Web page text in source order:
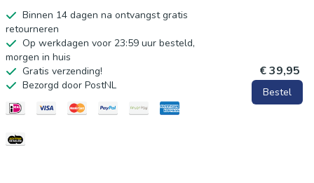
Binnen 14 dagen na ontvangst gratis
retourneren
Op werkdagen voor 23:59 uur besteld,
morgen in huis
Gratis verzending!
Bezorgd door PostNL
€ 39,95
Bestel